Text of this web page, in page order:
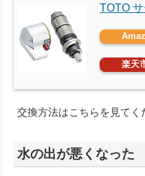
TOTO
楽天
交換方法はこちらを見てく
水の出が悪くなった